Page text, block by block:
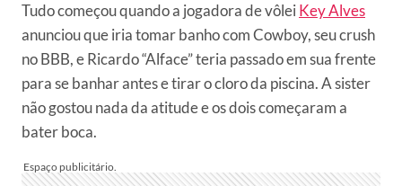
Tudo começou quando a jogadora de vôleiKey Alves
anunciou que iria tomar banho com Cowboy, seu crush
no BBB, e Ricardo “Alface” teria passado em sua frente
para se banhar antes e tirar o cloro da piscina. A sister
não gostou nada da atitude e os dois começaram a
bater boca.